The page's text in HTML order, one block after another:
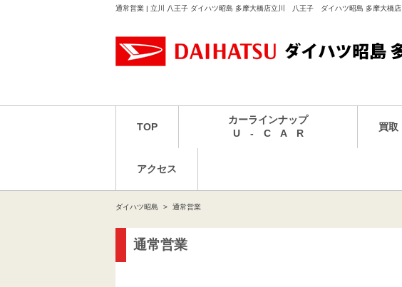
通常営業 | 立川 八王子 ダイハツ昭島 多摩大橋店立川 八王子 ダイハツ昭島 多摩大橋店
TOP
カーラインナップ
U - C A R
買取
アクセス
ダイハツ昭島 通常営業
通常営業